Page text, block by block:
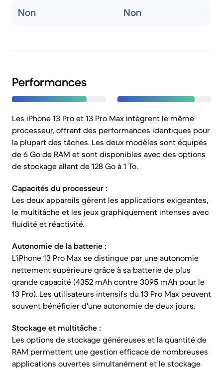
Non Non
Performances
Les iPhone 13 Pro et 13 Pro Max intègrent le même
processeur, offrant des performances identiques pour
la plupart des tâches. Les deux modèles sont équipés
de 6 Go de RAM et sont disponibles avec des options
de stockage allant de 128 Go à 1 To.
Capacités du processeur :
Les deux appareils gèrent les applications exigeantes,
le multitâche et les jeux graphiquement intenses avec
fluidité et réactivité.
Autonomie de la batterie :
L'iPhone 13 Pro Max se distingue par une autonomie
nettement supérieure grâce à sa batterie de plus
grande capacité (4352 mAh contre 3095 mAh pour le
13 Pro). Les utilisateurs intensifs du 13 Pro Max peuvent
souvent bénéficier d'une autonomie de deux jours.
Stockage et multitâche :
Les options de stockage généreuses et la quantité de
RAM permettent une gestion efficace de nombreuses
applications ouvertes simultanément et le stockage